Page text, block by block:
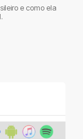
e como ela